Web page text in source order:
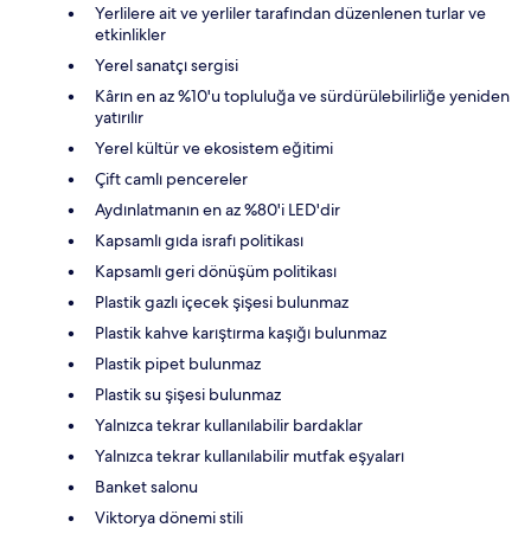
Yerlilere ait ve yerliler tarafından düzenlenen turlar ve
etkinlikler
Yerel sanatçı sergisi
Kârın en az %10'u topluluğa ve sürdürülebilirliğe yeniden
yatırılır
Yerel kültür ve ekosistem eğitimi
Çift camlı pencereler
Aydınlatmanın en az %80'i LED'dir
Kapsamlı gıda israfı politikası
Kapsamlı geri dönüşüm politikası
Plastik gazlı içecek şişesi bulunmaz
Plastik kahve karıştırma kaşığı bulunmaz
Plastik pipet bulunmaz
Plastik su şişesi bulunmaz
Yalnızca tekrar kullanılabilir bardaklar
Yalnızca tekrar kullanılabilir mutfak eşyaları
Banket salonu
Viktorya dönemi stili